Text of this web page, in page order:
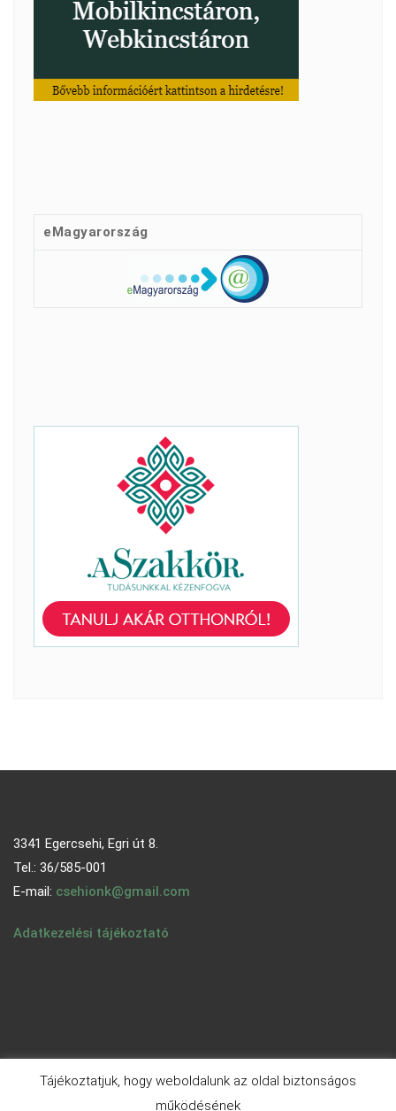
eMagyarország
3341 Egercsehi, Egri út 8.
Tel.: 36/585-001
E-mail: csehionk@gmail.com
Adatkezelési tájékoztató
Tájékoztatjuk, hogy weboldalunk az oldal biztonságos
működésének